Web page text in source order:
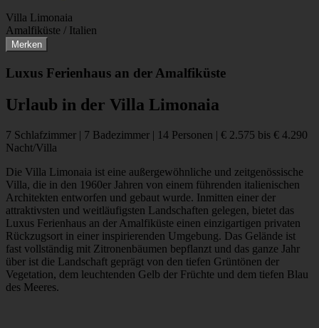
Villa Limonaia
Amalfiküste / Italien
Merken
Luxus Ferienhaus an der Amalfiküste
Urlaub in der Villa Limonaia
7 Schlafzimmer | 7 Badezimmer | 14 Personen | € 2.575 bis € 4.290
Nacht/Villa
Die Villa Limonaia ist eine außergewöhnliche und zeitgenössische
Villa, die in den 1960er Jahren von einem führenden italienischen
Architekten entworfen und gebaut wurde. Inmitten einer der
attraktivsten und weitläufigsten Landschaften gelegen, bietet das
Luxus Ferienhaus an der Amalfiküste einen einzigartigen privaten
Rückzugsort in einer inspirierenden Umgebung. Das Gelände ist
fast vollständig mit Zitronenbäumen bepflanzt und das ganze Jahr
über ist die Landschaft geprägt von den tiefen Grüntönen der
Vegetation, dem leuchtenden Gelb der Früchte und dem tiefen Blau
des Meeres.